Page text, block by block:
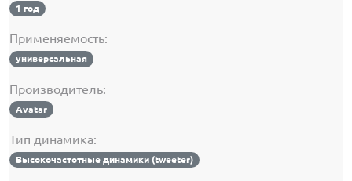
1 год
Применяемость:
универсальная
Производитель:
Avatar
Тип динамика:
Высокочастотные динамики (tweeter)